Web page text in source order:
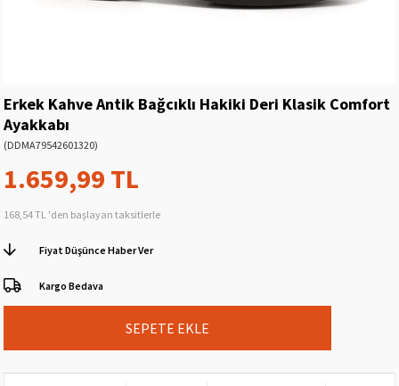
Erkek Kahve Antik Bağcıklı Hakiki Deri Klasik Comfort
Ayakkabı
(DDMA79542601320)
1.659,99 TL
168,54 TL 'den başlayan taksitlerle
Fiyat Düşünce Haber Ver
Kargo Bedava